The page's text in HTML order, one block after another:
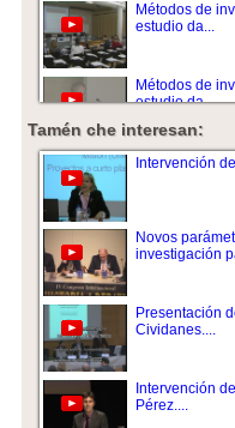
Métodos de
estudio da...
Métodos de
estudio da...
Coñecemento
Tamén che interesan:
Intervención
Novos
investigación
Presentación
Cividanes....
Intervención
Pérez....